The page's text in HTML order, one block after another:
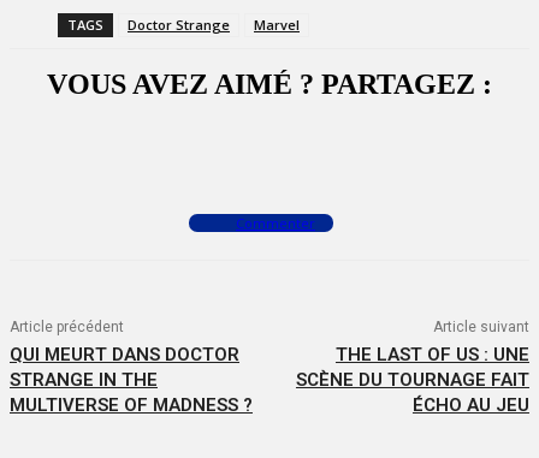
TAGS Doctor Strange Marvel
VOUS AVEZ AIMÉ ? PARTAGEZ :
Commenter
Article précédent
QUI MEURT DANS DOCTOR
STRANGE IN THE
MULTIVERSE OF MADNESS ?
Article suivant
THE LAST OF US : UNE
SCÈNE DU TOURNAGE FAIT
ÉCHO AU JEU